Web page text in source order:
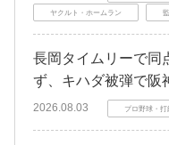
ヤクルト・ホームラン
長岡タイムリーで同
ず、キハダ被弾で阪
2026.08.03 プロ野球・打